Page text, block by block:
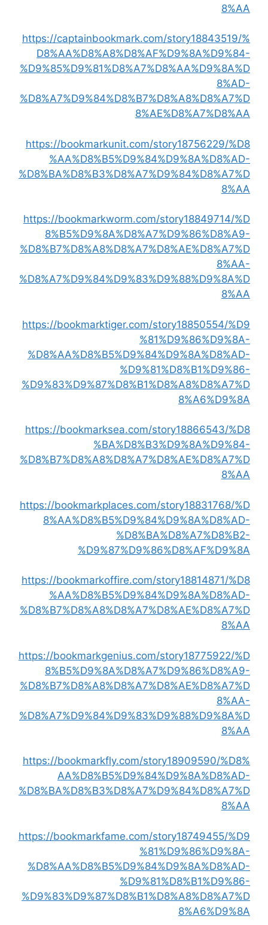
8%AA
https://captainbookmark.com/story18843519/%
D8%AA%D8%A8%D8%AF%D9%8A%D9%84-
%D9%85%D9%81%D8%A7%D8%AA%D9%8A%D
8%AD-
%D8%A7%D9%84%D8%B7%D8%A8%D8%A7%D
8%AE%D8%A7%D8%AA
https://bookmarkunit.com/story18756229/%D8
%AA%D8%B5%D9%84%D9%8A%D8%AD-
%D8%BA%D8%B3%D8%A7%D9%84%D8%A7%D
8%AA
https://bookmarkworm.com/story18849714/%D
8%B5%D9%8A%D8%A7%D9%86%D8%A9-
%D8%B7%D8%A8%D8%A7%D8%AE%D8%A7%D
8%AA-
%D8%A7%D9%84%D9%83%D9%88%D9%8A%D
8%AA
https://bookmarktiger.com/story18850554/%D9
%81%D9%86%D9%8A-
%D8%AA%D8%B5%D9%84%D9%8A%D8%AD-
%D9%81%D8%B1%D9%86-
%D9%83%D9%87%D8%B1%D8%A8%D8%A7%D
8%A6%D9%8A
https://bookmarksea.com/story18866543/%D8
%BA%D8%B3%D9%8A%D9%84-
%D8%B7%D8%A8%D8%A7%D8%AE%D8%A7%D
8%AA
https://bookmarkplaces.com/story18831768/%D
8%AA%D8%B5%D9%84%D9%8A%D8%AD-
%D8%BA%D8%A7%D8%B2-
%D9%87%D9%86%D8%AF%D9%8A
https://bookmarkoffire.com/story18814871/%D8
%AA%D8%B5%D9%84%D9%8A%D8%AD-
%D8%B7%D8%A8%D8%A7%D8%AE%D8%A7%D
8%AA
https://bookmarkgenius.com/story18775922/%D
8%B5%D9%8A%D8%A7%D9%86%D8%A9-
%D8%B7%D8%A8%D8%A7%D8%AE%D8%A7%D
8%AA-
%D8%A7%D9%84%D9%83%D9%88%D9%8A%D
8%AA
https://bookmarkfly.com/story18909590/%D8%
AA%D8%B5%D9%84%D9%8A%D8%AD-
%D8%BA%D8%B3%D8%A7%D9%84%D8%A7%D
8%AA
https://bookmarkfame.com/story18749455/%D9
%81%D9%86%D9%8A-
%D8%AA%D8%B5%D9%84%D9%8A%D8%AD-
%D9%81%D8%B1%D9%86-
%D9%83%D9%87%D8%B1%D8%A8%D8%A7%D
8%A6%D9%8A